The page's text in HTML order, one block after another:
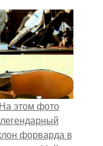
На этом фото
легендарный
форварда в